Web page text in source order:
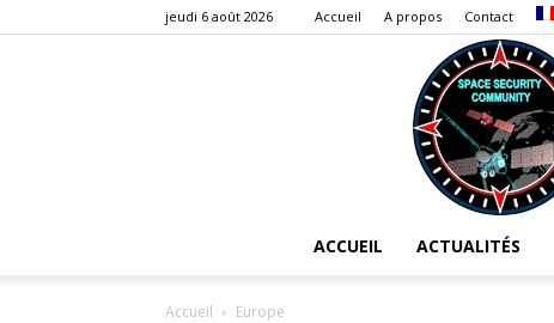
jeudi 6 août 2026 Accueil A propos Contact
ACCUEIL ACTUALITÉS
Accueil Europe